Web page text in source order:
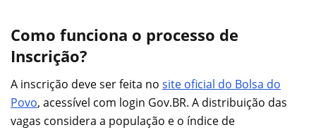
Como funciona o processo de
Inscrição?
A inscrição deve ser feita no site oficial do Bolsa do
Povo, acessível com login Gov.BR. A distribuição das
vagas considera a população e o índice de